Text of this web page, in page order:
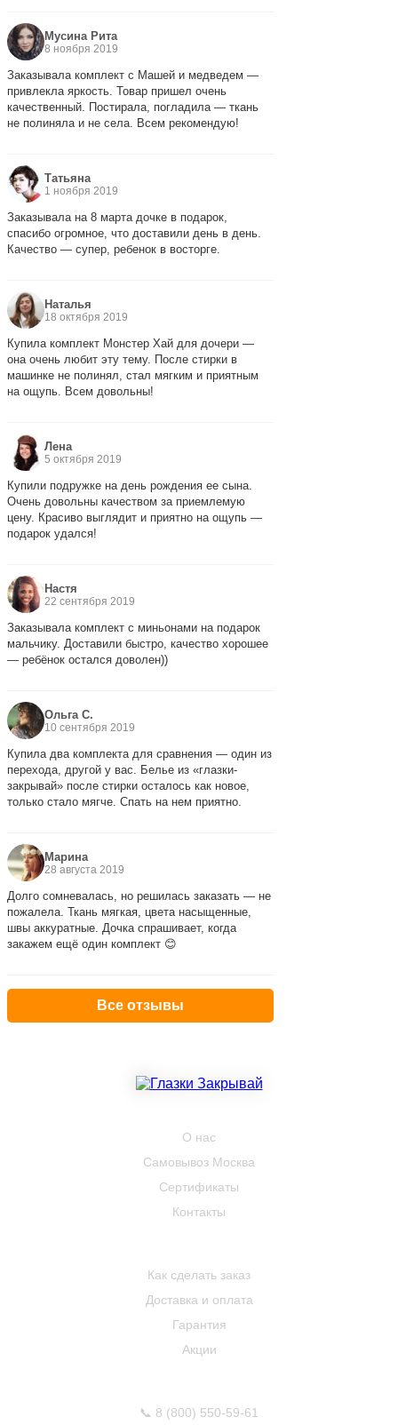
Мусина Рита
8 ноября 2019
Заказывала комплект с Машей и медведем —
привлекла яркость. Товар пришел очень
качественный. Постирала, погладила — ткань
не полиняла и не села. Всем рекомендую!
Татьяна
1 ноября 2019
Заказывала на 8 марта дочке в подарок,
спасибо огромное, что доставили день в день.
Качество — супер, ребенок в восторге.
Наталья
18 октября 2019
Купила комплект Монстер Хай для дочери —
она очень любит эту тему. После стирки в
машинке не полинял, стал мягким и приятным
на ощупь. Всем довольны!
Лена
5 октября 2019
Купили подружке на день рождения ее сына.
Очень довольны качеством за приемлемую
цену. Красиво выглядит и приятно на ощупь —
подарок удался!
Настя
22 сентября 2019
Заказывала комплект с миньонами на подарок
мальчику. Доставили быстро, качество хорошее
— ребёнок остался доволен))
Ольга С.
10 сентября 2019
Купила два комплекта для сравнения — один из
перехода, другой у вас. Белье из «глазки-
закрывай» после стирки осталось как новое,
только стало мягче. Спать на нем приятно.
Марина
28 августа 2019
Долго сомневалась, но решилась заказать — не
пожалела. Ткань мягкая, цвета насыщенные,
швы аккуратные. Дочка спрашивает, когда
закажем ещё один комплект 😊
Все отзывы
О нас
Самовывоз Москва
Сертификаты
Контакты
Как сделать заказ
Доставка и оплата
Гарантия
Акции
📞 8 (800) 550-59-61